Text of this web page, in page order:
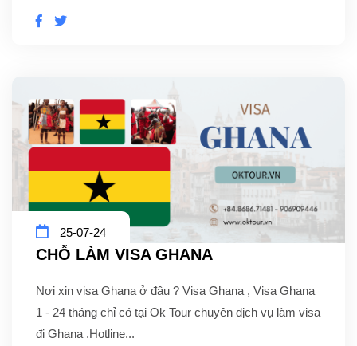
25-07-24
CHỖ LÀM VISA GHANA
Nơi xin visa Ghana ở đâu ? Visa Ghana , Visa Ghana
1 - 24 tháng chỉ có tại Ok Tour chuyên dịch vụ làm visa
đi Ghana .Hotline...